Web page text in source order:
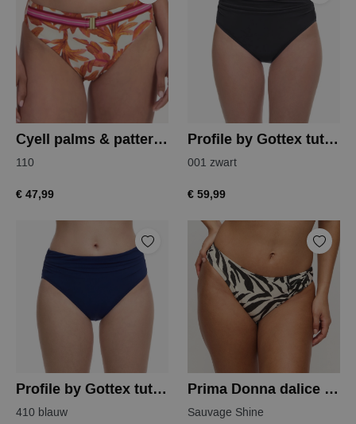
Cyell palms & patterns bikinislip
110
€ 47,99
Profile by Gottex tutti frutti tankini slip
001 zwart
€ 59,99
Profile by Gottex tutti frutti tankini slip
410 blauw
Prima Donna dalice bikini slip
Sauvage Shine